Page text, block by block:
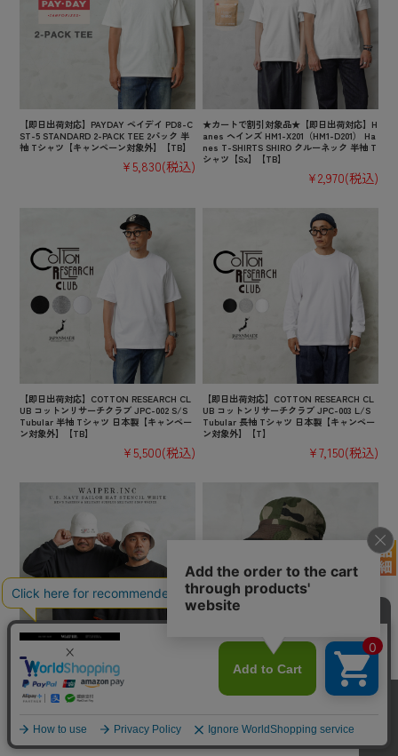
【即日出荷対応】PAYDAY ペイデイ PD8-C
ST-5 STANDARD 2-PACK TEE 2パック 半
袖 Tシャツ【キャンペーン対象外】【TB】
¥5,830(税込)
★カートで割引対象品★【即日出荷対応】H
anes ヘインズ HM1-X201（HM1-D201） Ha
nes T-SHIRTS SHIRO クルーネック 半袖 T
シャツ【Sx】【TB】
¥2,970(税込)
【即日出荷対応】COTTON RESEARCH CL
UB コットンリサーチクラブ JPC-002 S/S
Tubular 半袖 Tシャツ 日本製【キャンペー
ン対象外】【TB】
¥5,500(税込)
【即日出荷対応】COTTON RESEARCH CL
UB コットンリサーチクラブ JPC-003 L/S
Tubular 長袖 Tシャツ 日本製【キャンペー
ン対象外】【T】
¥7,150(税込)
【即日出荷対応】WAIPER.inc 米軍 U.S.NA
VY セーラーハット STENCIL WHITE【WP1
116】【キャンペーン対象外】【T】ミリタ
¥6,380(税込)
実物 新品 デッドストック フランス軍 HBT
ブッシュハット CCEカモ【キャンペーン対
象外】【I】ミリタリー